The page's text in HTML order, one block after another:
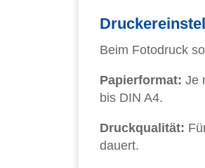
Beim Fotodruck
Papierformat: Je
bis DIN A4.
Druckqualität:
dauert.